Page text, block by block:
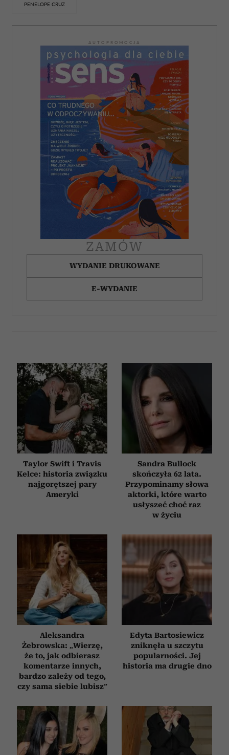
PENELOPE CRUZ
AUTOPROMOCJA
ZAMÓW
WYDANIE DRUKOWANE
E-WYDANIE
Taylor Swift i Travis
Kelce: historia związku
najgorętszej pary
Ameryki
Sandra Bullock
skończyła 62 lata.
Przypominamy słowa
aktorki, które warto
usłyszeć choć raz
w życiu
Aleksandra
Żebrowska: „Wierzę,
że to, jak odbierasz
komentarze innych,
bardzo zależy od tego,
czy sama siebie lubisz”
Edyta Bartosiewicz
zniknęła u szczytu
popularności. Jej
historia ma drugie dno